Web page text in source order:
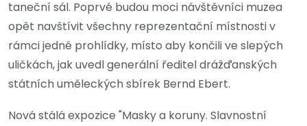
taneční sál. Poprvé budou moci návštěvníci muzea
opět navštívit všechny reprezentační místnosti v
rámci jedné prohlídky, místo aby končili ve slepých
uličkách, jak uvedl generální ředitel drážďanských
státních uměleckých sbírek Bernd Ebert.
Nová stálá expozice "Masky a koruny. Slavnostní